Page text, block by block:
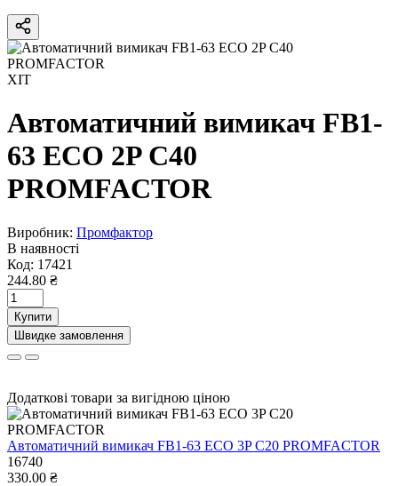
ХІТ
Автоматичний вимикач FB1-
63 ECO 2P С40
PROMFACTOR
Виробник: Промфактор
В наявності
Код: 17421
244.80 ₴
Купити
Швидке замовлення
Додаткові товари за вигідною ціною
Автоматичний вимикач FB1-63 ECO 3P С20 PROMFACTOR
16740
330.00 ₴